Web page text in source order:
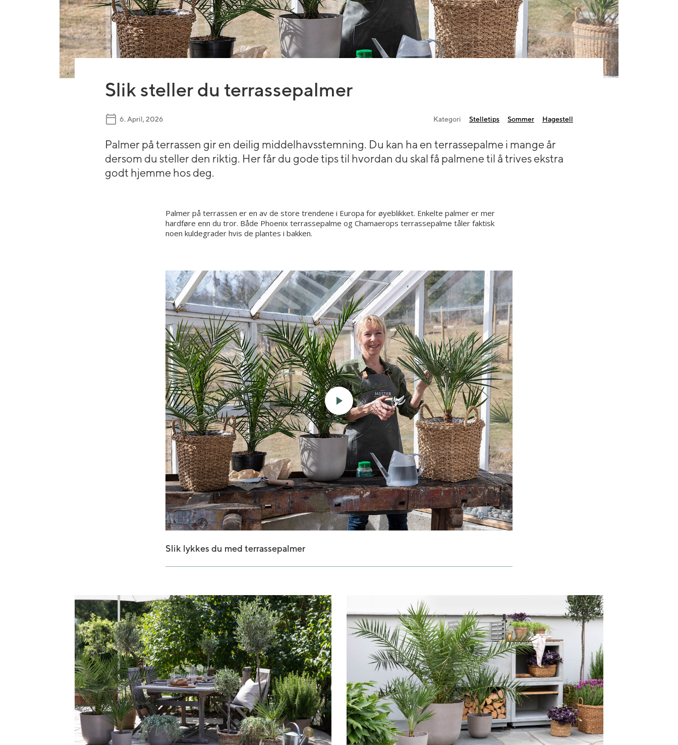
Begravelsesblomster
Gravlys og kranser
DIY-produkter
Grønne planter
Slik steller du terrassepalmer
6. April, 2026 Kategori Stelletips Sommer Hagestell
Palmer på terrassen gir en deilig middelhavsstemning. Du kan ha en terrassepalme i mange år
dersom du steller den riktig. Her får du gode tips til hvordan du skal få palmene til å trives ekstra
godt hjemme hos deg.
Palmer på terrassen er en av de store trendene i Europa for øyeblikket. Enkelte palmer er mer
hardføre enn du tror. Både Phoenix terrassepalme og Chamaerops terrassepalme tåler faktisk
noen kuldegrader hvis de plantes i bakken.
Slik lykkes du med terrassepalmer